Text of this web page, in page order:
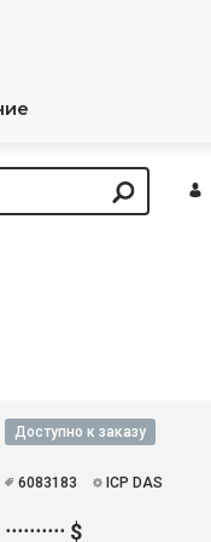
Доступно к заказу
6083183 ICP DAS
·········· $